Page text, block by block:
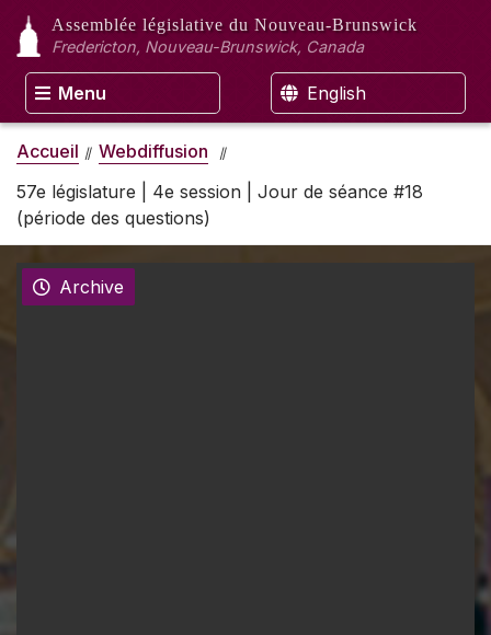
Assemblée législative du Nouveau-Brunswick
Fredericton, Nouveau-Brunswick, Canada
Menu English
Accueil
Webdiffusion
57e législature | 4e session | Jour de séance #18
(période des questions)
Archive